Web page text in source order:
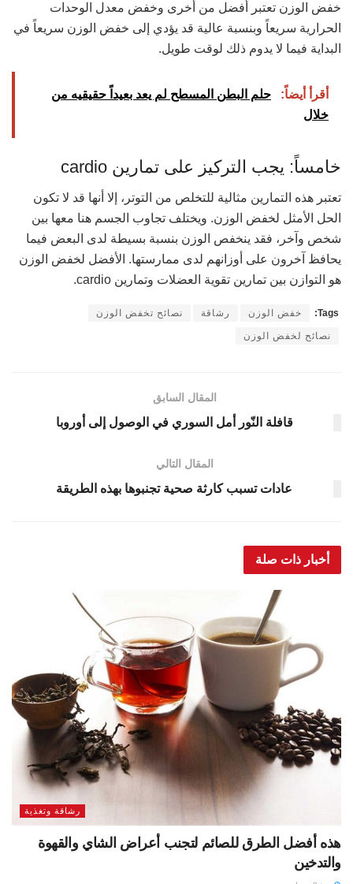
خفض الوزن تعتبر أفضل من أخرى وخفض معدل الوحدات
الحرارية سريعاً وبنسبة عالية قد يؤدي إلى خفض الوزن سريعاً في
البداية فيما لا يدوم ذلك لوقت طويل.
أقرأ أيضاً:
حلم البطن المسطح لم يعد بعيداً حقيقيه من
خلال
خامساً: يجب التركيز على تمارين cardio
تعتبر هذه التمارين مثالية للتخلص من التوتر، إلا أنها قد لا تكون
الحل الأمثل لخفض الوزن. ويختلف تجاوب الجسم هنا معها بين
شخص وآخر، فقد ينخفص الوزن بنسبة بسيطة لدى البعض فيما
يحافظ آخرون على أوزانهم لدى ممارستها. الأفضل لخفض الوزن
هو التوازن بين تمارين تقوية العضلات وتمارين cardio.
Tags: خفض الوزن رشاقة نصائح تخفض الوزن
نصائح لخفض الوزن
المقال السابق
قافلة النّور أمل السوري في الوصول إلى أوروبا
المقال التالي
عادات تسبب كارثة صحية تجنبوها بهذه الطريقة
أخبار ذات صلة
رشاقة وتغذية
هذه أفضل الطرق للصائم لتجنب أعراض الشاي والقهوة
والتدخين